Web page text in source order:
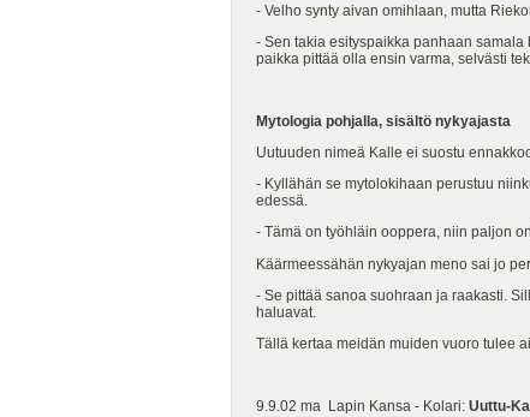
- Velho synty aivan omihlaan, mutta
- Sen takia esityspaikka panhaan
paikka pittää olla ensin varma, selvästi
Mytologia pohjalla, sisältö nykyajasta
Uutuuden nimeä Kalle ei suostu
- Kyllähän se mytolokihaan perustuu
edessä.
- Tämä on työhläin ooppera, niin paljon
Käärmeessähän nykyajan meno sai jo
- Se pittää sanoa suohraan ja raakasti.
haluavat.
Tällä kertaa meidän muiden vuoro tulee
9.9.02 ma Lapin Kansa - Kolari: Uuttu-